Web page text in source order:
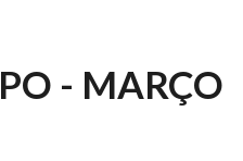
- MARÇO